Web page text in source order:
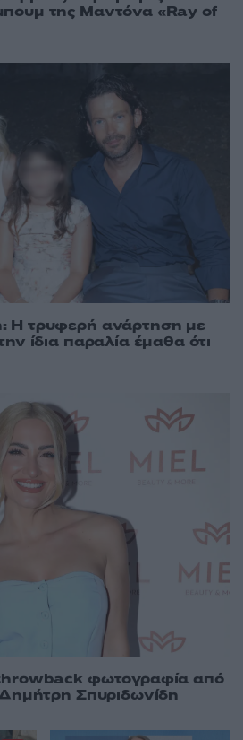
της Μαντόνα «Ray of
Η τρυφερή ανάρτηση με
ίδια παραλία έμαθα ότι
φωτογραφία από
Σπυριδωνίδη